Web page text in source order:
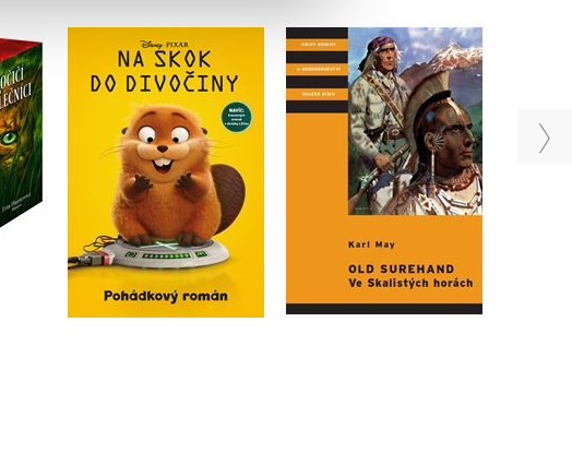
1-6
Na skok do divočiny -
Pohádkový román
Kolektiv
Do košíku
269 Kč
215 Kč
Old Surehand - Ve
Skalistých horách
Karel Jordán
,
Karl May
Do košíku
499 Kč
399 Kč